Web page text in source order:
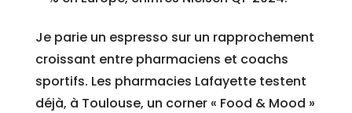
Je parie un espresso sur un rapprochement
croissant entre pharmaciens et coachs
sportifs. Les pharmacies Lafayette testent
déjà, à Toulouse, un corner « Food & Mood »